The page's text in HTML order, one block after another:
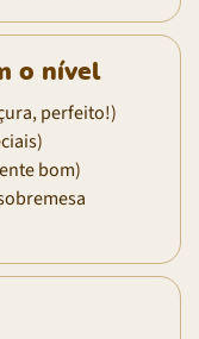
o nível
perfeito!)
bom)